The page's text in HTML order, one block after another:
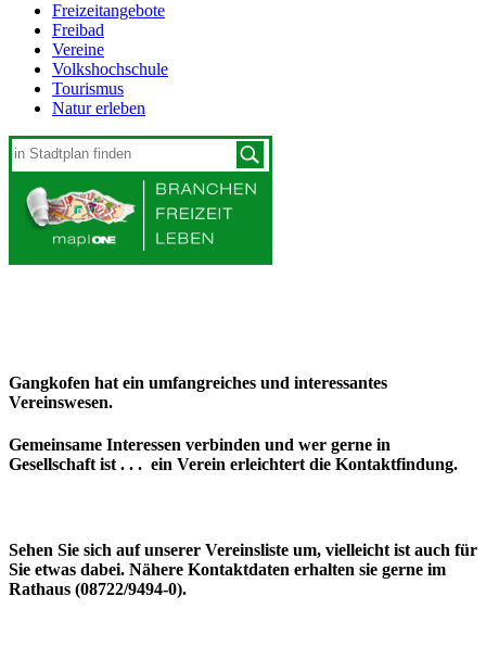
Freizeitangebote
Freibad
Vereine
Volkshochschule
Tourismus
Natur erleben
Gangkofen hat ein umfangreiches und interessantes
Vereinswesen.
Gemeinsame Interessen verbinden und wer gerne in
Gesellschaft ist . . . ein Verein erleichtert die Kontaktfindung.
Sehen Sie sich auf unserer Vereinsliste um, vielleicht ist auch für
Sie etwas dabei. Nähere Kontaktdaten erhalten sie gerne im
Rathaus (08722/9494-0).